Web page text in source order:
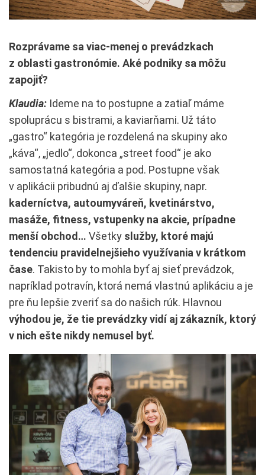
Rozprávame sa viac-menej o prevádzkach
z oblasti gastronómie. Aké podniky sa môžu
zapojiť?
Klaudia: Ideme na to postupne a zatiaľ máme
spoluprácu s bistrami, a kaviarňami. Už táto
„gastro“ kategória je rozdelená na skupiny ako
„káva“, „jedlo“, dokonca „street food“ je ako
samostatná kategória a pod. Postupne však
v aplikácii pribudnú aj ďalšie skupiny, napr.
kaderníctva, autoumyváreň, kvetinárstvo,
masáže, fitness, vstupenky na akcie, prípadne
menší obchod… Všetky služby, ktoré majú
tendenciu pravidelnejšieho využívania v krátkom
čase. Takisto by to mohla byť aj sieť prevádzok,
napríklad potravín, ktorá nemá vlastnú aplikáciu a je
pre ňu lepšie zveriť sa do našich rúk. Hlavnou
výhodou je, že tie prevádzky vidí aj zákazník, ktorý
v nich ešte nikdy nemusel byť.